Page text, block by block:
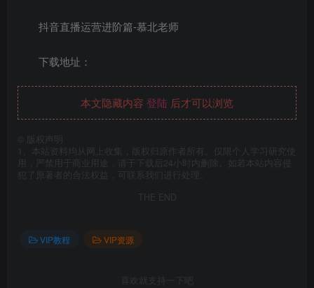
抖音直播运营进阶篇-慕北老师
下载地址：
本文隐藏内容 登陆 后才可以浏览
版权声明
1、本站资料均从网上收集，版权归原作者所有。仅限个人学习研究使
用，严禁用于商业用途，请于下载后24小时内删除。如若本站内容侵
犯了原著者的合法权益，可联系我们进行处理。
THE END
VIP教程 VIP资源
喜欢就支持一下吧